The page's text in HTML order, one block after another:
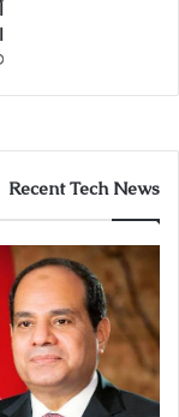
Recent Tech News